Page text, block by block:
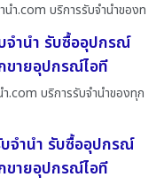
า.com บริการรับจำนำของท
จำนำ รับซื้ออุปกรณ์
ขายอุปกรณ์ไอที
.com บริการรับจำนำของทุก
บจำนำ รับซื้ออุปกรณ์
ขายอุปกรณ์ไอที